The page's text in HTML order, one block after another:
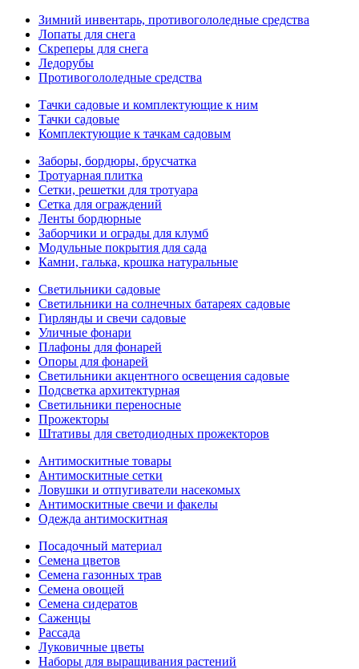
Зимний инвентарь, противогололедные средства
Лопаты для снега
Скреперы для снега
Ледорубы
Противогололедные средства
Тачки садовые и комплектующие к ним
Тачки садовые
Комплектующие к тачкам садовым
Заборы, бордюры, брусчатка
Тротуарная плитка
Сетки, решетки для тротуара
Сетка для ограждений
Ленты бордюрные
Заборчики и ограды для клумб
Модульные покрытия для сада
Камни, галька, крошка натуральные
Светильники садовые
Светильники на солнечных батареях садовые
Гирлянды и свечи садовые
Уличные фонари
Плафоны для фонарей
Опоры для фонарей
Светильники акцентного освещения садовые
Подсветка архитектурная
Светильники переносные
Прожекторы
Штативы для светодиодных прожекторов
Антимоскитные товары
Антимоскитные сетки
Ловушки и отпугиватели насекомых
Антимоскитные свечи и факелы
Одежда антимоскитная
Посадочный материал
Семена цветов
Семена газонных трав
Семена овощей
Семена сидератов
Саженцы
Рассада
Луковичные цветы
Наборы для выращивания растений